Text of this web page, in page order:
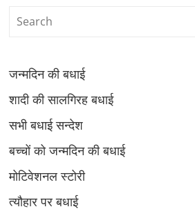
जन्मदिन की बधाई
शादी की सालगिरह बधाई
सभी बधाई सन्देश
बच्चों को जन्मदिन की बधाई
मोटिवेशनल स्टोरी
त्यौहार पर बधाई